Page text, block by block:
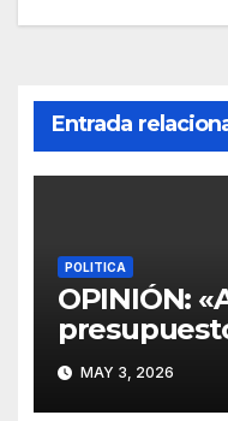
Entrada
POLITICA
OPINIÓN:
la dignidad
vulnerable»
MAY 3, 2026